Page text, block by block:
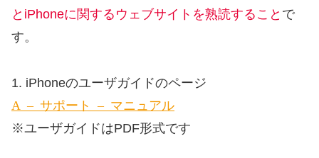
とiPhoneに関するウェブサイトを熟読すること で
す。
1. iPhoneのユーザガイドのページ
Apple – サポート – マニュアル
※ユーザガイドはPDF形式です